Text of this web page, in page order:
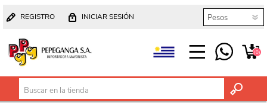
REGISTRO INICIAR SESIÓN
(0)